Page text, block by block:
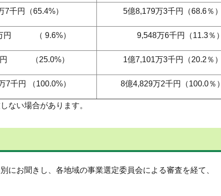
7千円（65.4%） 5億8,179万3千円（68.6％）
（ 9.6%） 9,548万6千円（11.3％）
円 （25.0%） 1億7,101万3千円（20.2％）
千円 （100.0%） 8億4,829万2千円（100.0％）
い場合があります。
聞きし、各地域の事業選定委員会による審査を経て、